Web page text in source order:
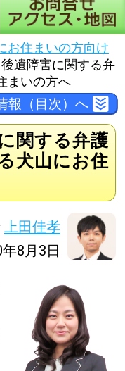
お住まいの方向け
遺障害に関する弁
まいの方へ
報（目次）へ
関する弁護
犬山にお住
上田佳孝
8月3日